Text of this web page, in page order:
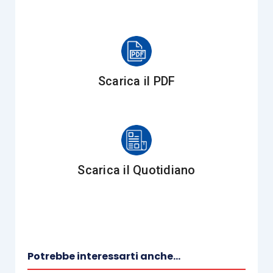
fornito tutti gli elementi da indicare nella
dichiarazione e l’integrazione o la rettifica
comporti un
maggior credito
originario, può presentare,
alternativamente, il modello
nella relativa casella “
identificare il sostituto
conguaglio, o di averli forniti in modo
Scarica il PDF
Scarica il Quotidiano
Potrebbe interessarti anche...